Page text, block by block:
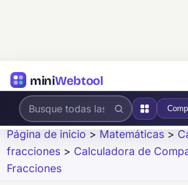
miniWebtool
Página de inicio > Matemáticas >
fracciones > Calculadora de
Fracciones